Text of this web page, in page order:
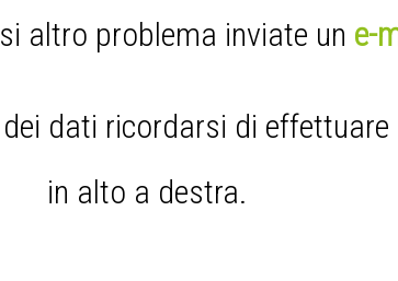
altro problema inviate un e-
dati ricordarsi di effettuare
in alto a destra.